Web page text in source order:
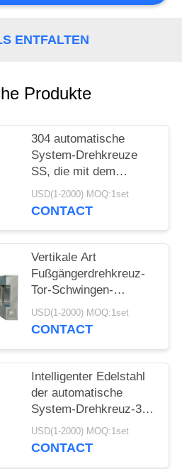
ENTFALTEN
Produkte
304 automatische
System-Drehkreuze
SS, die mit dem
polieren
USD(1-2000) MOQ:1set
CONTACT
Vertikale Art
Fußgängerdrehkreuz-
Tor-Schwingen-
Edelstahl für Innen
USD(1-2000) MOQ:1set
CONTACT
Intelligenter Edelstahl
der automatische
System-Drehkreuz-304
für Supermärkte
USD(1-2000) MOQ:1set
CONTACT